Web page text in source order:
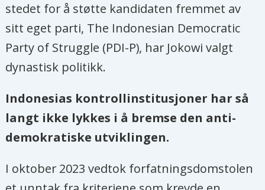
stedet for å støtte kandidaten fremmet av
sitt eget parti, The Indonesian Democratic
Party of Struggle (PDI-P), har Jokowi valgt
dynastisk politikk.
Indonesias kontrollinstitusjoner har så
langt ikke lykkes i å bremse den anti-
demokratiske utviklingen.
I oktober 2023 vedtok forfatningsdomstolen